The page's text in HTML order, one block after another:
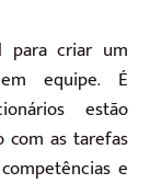
para criar um
equipe. É
estão
com as tarefas
e